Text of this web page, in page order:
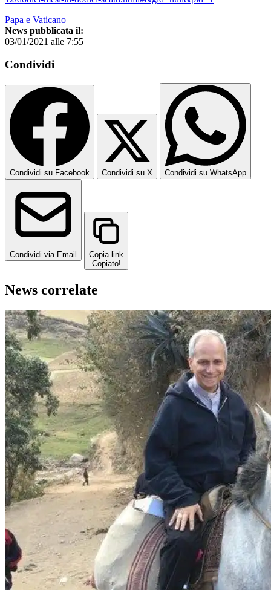
Papa e Vaticano
News pubblicata il:
03/01/2021 alle 7:55
Condividi
Condividi su Facebook Condividi su X Condividi su WhatsApp
Condividi via Email
Copia link
Copiato!
News correlate